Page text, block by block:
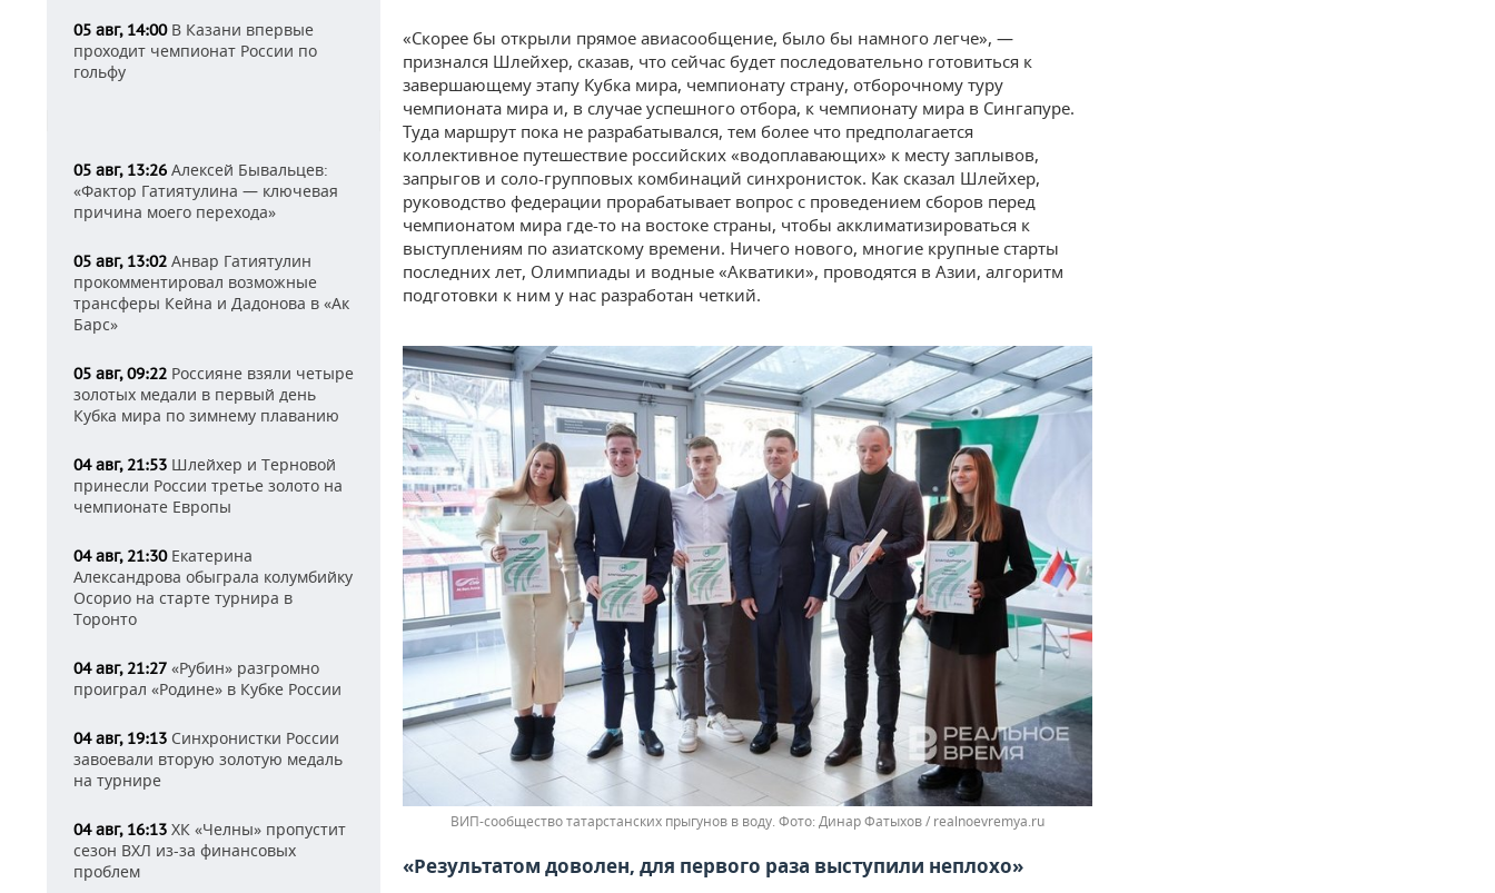
05 авг, 14:00В Казани впервые
проходит чемпионат России по
гольфу
05 авг, 13:26 Алексей Бывальцев:
«Фактор Гатиятулина — ключевая
причина моего перехода»
05 авг, 13:02 Анвар Гатиятулин
прокомментировал возможные
трансферы Кейна и Дадонова в «Ак
Барс»
05 авг, 09:22 Россияне взяли четыре
золотых медали в первый день
Кубка мира по зимнему плаванию
04 авг, 21:53 Шлейхер и Терновой
принесли России третье золото на
чемпионате Европы
04 авг, 21:30Екатерина
Александрова обыграла колумбийку
Осорио на старте турнира в
Торонто
04 авг, 21:27 «Рубин» разгромно
проиграл «Родине» в Кубке России
04 авг, 19:13 Синхронистки России
завоевали вторую золотую медаль
на турнире
04 авг, 16:13 ХК «Челны» пропустит
сезон ВХЛ из-за финансовых
проблем
«Скорее бы открыли прямое авиасообщение, было бы намного легче», —
признался Шлейхер, сказав, что сейчас будет последовательно готовиться к
завершающему этапу Кубка мира, чемпионату страну, отборочному туру
чемпионата мира и, в случае успешного отбора, к чемпионату мира в Сингапуре.
Туда маршрут пока не разрабатывался, тем более что предполагается
коллективное путешествие российских «водоплавающих» к месту заплывов,
запрыгов и соло-групповых комбинаций синхронисток. Как сказал Шлейхер,
руководство федерации прорабатывает вопрос с проведением сборов перед
чемпионатом мира где-то на востоке страны, чтобы акклиматизироваться к
выступлениям по азиатскому времени. Ничего нового, многие крупные старты
последних лет, Олимпиады и водные «Акватики», проводятся в Азии, алгоритм
подготовки к ним у нас разработан четкий.
ВИП-сообщество татарстанских прыгунов в воду. Динар Фатыхов / realnoevremya.ru
«Результатом доволен, для первого раза выступили неплохо»